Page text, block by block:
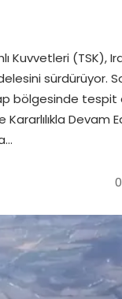
Kuvvetleri (TSK),
sürdürüyor.
bölgesinde
Devam